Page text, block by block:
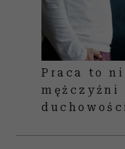
Praca to
mężczyźni